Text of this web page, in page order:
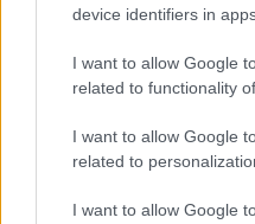
device identifiers in
I want to allow Google
related to functionality
I want to allow Google
related to
I want to allow Google
Παρακαλούμε
Εισιτηρίων / Κράτηση
τηλ. 210 6717523.